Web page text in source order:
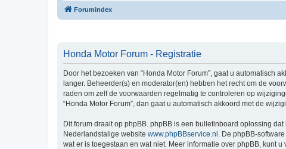
Forumindex
Honda Motor Forum - Registratie
Door het bezoeken van “Honda Motor Forum”, gaat u automatisch
langer. Beheerder(s) en moderator(en) hebben het recht om de
raden om zelf de voorwaarden regelmatig te controleren op
“Honda Motor Forum”, dan gaat u automatisch akkoord met de
Dit forum draait op phpBB. phpBB is een bulletinboard oplossing dat
Nederlandstalige website www.phpBBservice.nl . De phpBB-
wat er is toegestaan en wat niet. Meer informatie over phpBB, kunt